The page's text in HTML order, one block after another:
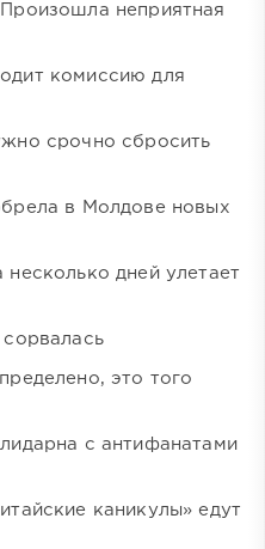
неприятная
комиссию для
срочно сбросить
в Молдове новых
дней улетает
это того
с антифанатами
каникулы» едут